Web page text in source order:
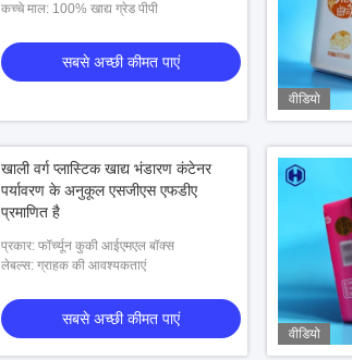
कच्चे माल: 100% खाद्य ग्रेड पीपी
सबसे अच्छी कीमत पाएं
वीडियो
खाली वर्ग प्लास्टिक खाद्य भंडारण कंटेनर
पर्यावरण के अनुकूल एसजीएस एफडीए
प्रमाणित है
प्रकार: फॉर्च्यून कुकी आईएमएल बॉक्स
लेबल्स: ग्राहक की आवश्यकताएं
सबसे अच्छी कीमत पाएं
वीडियो